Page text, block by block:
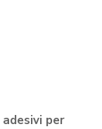
adesivi per